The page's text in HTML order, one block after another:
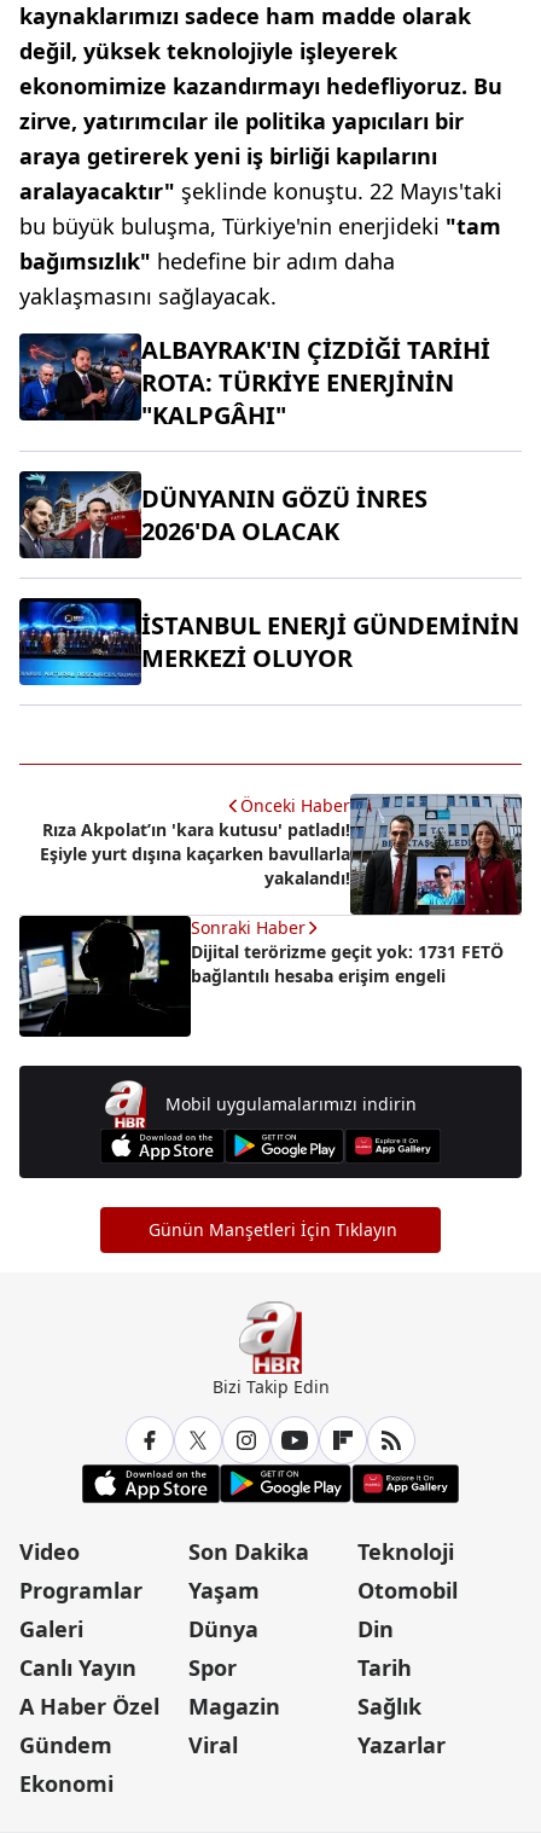
kaynaklarımızı sadece ham madde olarak
değil, yüksek teknolojiyle işleyerek
ekonomimize kazandırmayı hedefliyoruz. Bu
zirve, yatırımcılar ile politika yapıcıları bir
araya getirerek yeni iş birliği kapılarını
aralayacaktır" şeklinde konuştu. 22 Mayıs'taki
bu büyük buluşma, Türkiye'nin enerjideki "tam
bağımsızlık" hedefine bir adım daha
yaklaşmasını sağlayacak.
ALBAYRAK'IN ÇİZDİĞİ TARİHİ
ROTA: TÜRKİYE ENERJİNİN
"KALPGÂHI"
DÜNYANIN GÖZÜ İNRES
2026'DA OLACAK
İSTANBUL ENERJİ GÜNDEMİNİN
MERKEZİ OLUYOR
Önceki Haber
Rıza Akpolat’ın 'kara kutusu' patladı!
Eşiyle yurt dışına kaçarken bavullarla
yakalandı!
Sonraki Haber
Dijital terörizme geçit yok: 1731 FETÖ
bağlantılı hesaba erişim engeli
Mobil uygulamalarımızı indirin
Günün Manşetleri İçin Tıklayın
Bizi Takip Edin
Video
Programlar
Galeri
Canlı Yayın
A Haber Özel
Gündem
Ekonomi
Son Dakika
Yaşam
Dünya
Spor
Magazin
Viral
Teknoloji
Otomobil
Din
Tarih
Sağlık
Yazarlar